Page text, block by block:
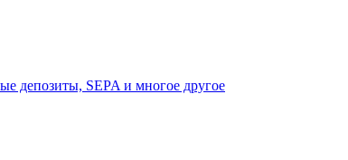
депозиты, SEPA и многое другое